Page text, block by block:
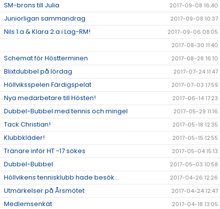
SM-brons till Julia 2017-09-08 16:40
Juniorligan sammandrag 2017-09-08 10:37
Nils 1:a & Klara 2:a i Lag-RM!
2017-09-06 08:05
2017-08-30 11:40
Schemat för Höstterminen 2017-08-28 16:10
Blixtdubbel på lördag 2017-07-24 11:47
Höllviksspelen Färdigspelat 2017-07-03 17:59
Nya medarbetare till Hösten! 2017-06-14 17:23
Dubbel-Bubbel med tennis och mingel 2017-05-29 11:16
Tack Christian! 2017-05-18 12:35
Klubbkläder! 2017-05-15 12:55
Tränare inför HT -17 sökes 2017-05-04 15:13
Dubbel-Bubbel 2017-05-03 10:58
Höllvikens tennisklubb hade besök... 2017-04-26 12:26
Utmärkelser på Årsmötet 2017-04-24 12:47
Medlemsenkät 2017-04-18 13:05